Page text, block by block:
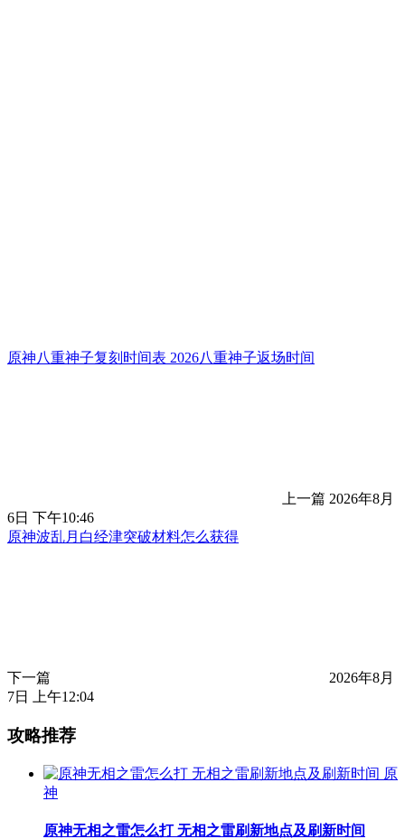
原神八重神子复刻时间表 2026八重神子返场时间
上一篇 2026年8月
6日 下午10:46
原神波乱月白经津突破材料怎么获得
下一篇
2026年8月
7日 上午12:04
攻略推荐
原
神
原神无相之雷怎么打 无相之雷刷新地点及刷新时间